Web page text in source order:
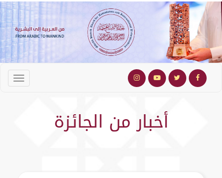
أخبار من الجائزة